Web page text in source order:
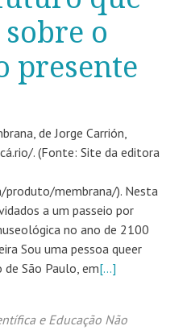
o
presente
de Jorge Carrión,
. (Fonte: Site da editora
membrana/). Nesta
a um passeio por
no ano de 2100
Sou uma pessoa queer
São Paulo, em[…]
e Educação Não